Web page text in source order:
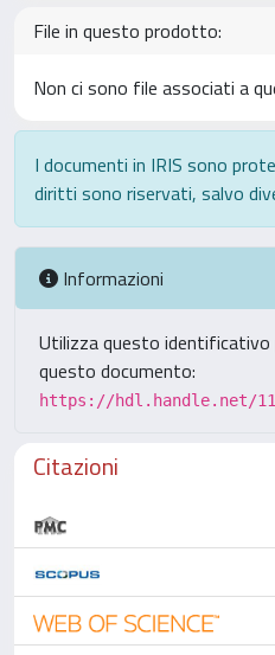
File in questo prodotto:
Non ci sono file associati a
I documenti in IRIS sono
diritti sono riservati, salvo
Informazioni
Utilizza questo identificativo
questo documento:
https://hdl.handle.net/
Citazioni